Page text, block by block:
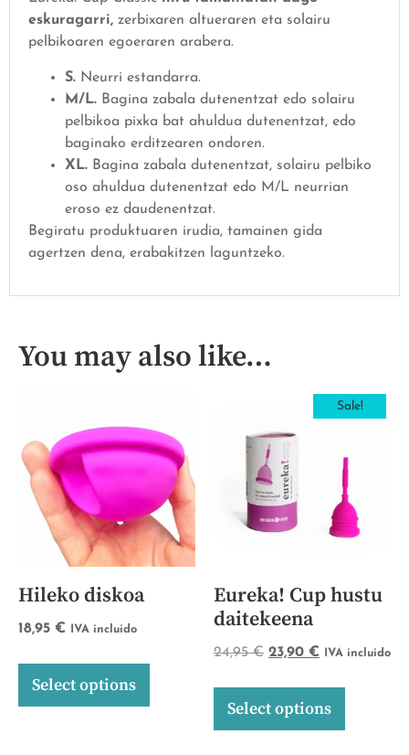
eskuragarri, zerbixaren altueraren eta solairu
pelbikoaren egoeraren arabera.
S. Neurri estandarra.
M/L. Bagina zabala dutenentzat edo solairu
pelbikoa pixka bat ahuldua dutenentzat, edo
baginako erditzearen ondoren.
XL. Bagina zabala dutenentzat, solairu pelbiko
oso ahuldua dutenentzat edo M/L neurrian
eroso ez daudenentzat.
Begiratu produktuaren irudia, tamainen gida
agertzen dena, erabakitzen laguntzeko.
You may also like…
Hileko diskoa
18,95 € IVA incluido
Select options
Sale!
Eureka! Cup hustu
daitekeena
24,95€ 23,90 € IVA incluido
Select options